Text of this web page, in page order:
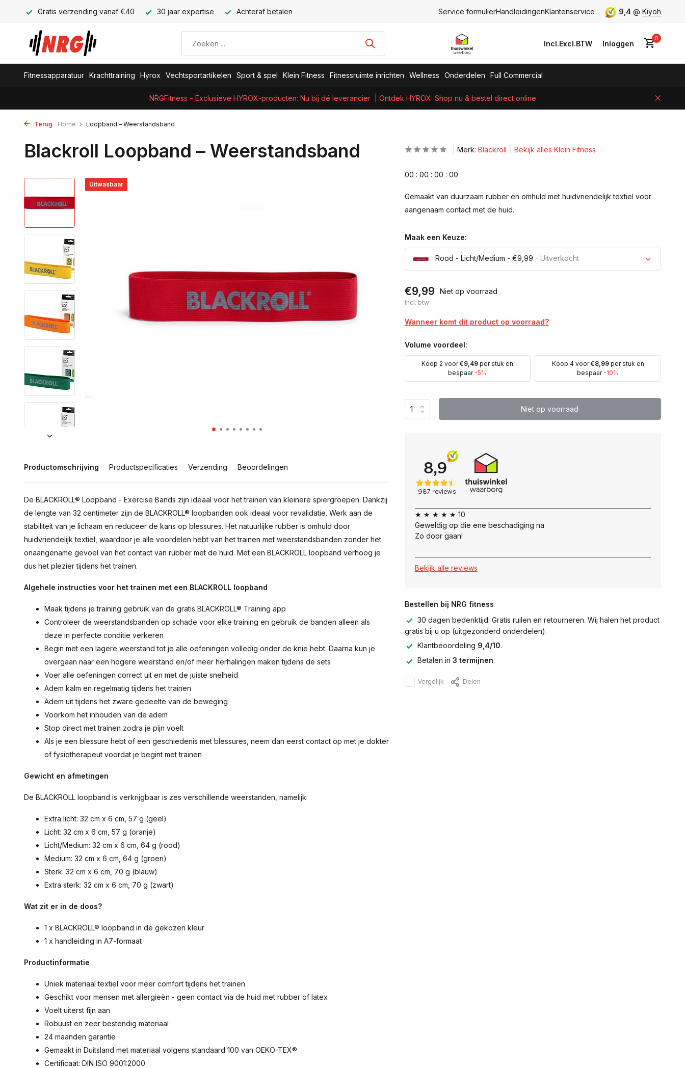
Gratis verzending vanaf €40 30 jaar expertise Achteraf betalen Service formulierHandleidingenKlantenservice 9,4 @ Kiyoh
Incl.Excl.BTW Inloggen
0
Fitnessapparatuur Krachttraining Hyrox Vechtsportartikelen Sport & spel Klein Fitness Fitnessruimte inrichten Wellness Onderdelen Full Commercial
NRGFitness – Exclusieve HYROX-producten: Nu bij dé leverancier | Ontdek HYROX: Shop nu & bestel direct online
Terug Home Loopband – Weerstandsband
Blackroll Loopband – Weerstandsband
Uitwasbaar
Productomschrijving Productspecificaties Verzending Beoordelingen
De BLACKROLL® Loopband - Exercise Bands zijn ideaal voor het trainen van kleinere spiergroepen. Dankzij
de lengte van 32 centimeter zijn de BLACKROLL® loopbanden ook ideaal voor revalidatie. Werk aan de
stabiliteit van je lichaam en reduceer de kans op blessures. Het natuurlijke rubber is omhuld door
huidvriendelijk textiel, waardoor je alle voordelen hebt van het trainen met weerstandsbanden zonder het
onaangename gevoel van het contact van rubber met de huid. Met een BLACKROLL loopband verhoog je
dus het plezier tijdens het trainen.
Algehele instructies voor het trainen met een BLACKROLL loopband
Maak tijdens je training gebruik van de gratis BLACKROLL® Training app
Controleer de weerstandsbanden op schade voor elke training en gebruik de banden alleen als
deze in perfecte conditie verkeren
Begin met een lagere weerstand tot je alle oefeningen volledig onder de knie hebt. Daarna kun je
overgaan naar een hogere weerstand en/of meer herhalingen maken tijdens de sets
Voer alle oefeningen correct uit en met de juiste snelheid
Adem kalm en regelmatig tijdens het trainen
Adem uit tijdens het zware gedeelte van de beweging
Voorkom het inhouden van de adem
Stop direct met trainen zodra je pijn voelt
Als je een blessure hebt of een geschiedenis met blessures, neem dan eerst contact op met je dokter
of fysiotherapeut voordat je begint met trainen
Gewicht en afmetingen
De BLACKROLL loopband is verkrijgbaar is zes verschillende weerstanden, namelijk:
Extra licht: 32 cm x 6 cm, 57 g (geel)
Licht: 32 cm x 6 cm, 57 g (oranje)
Licht/Medium: 32 cm x 6 cm, 64 g (rood)
Medium: 32 cm x 6 cm, 64 g (groen)
Sterk: 32 cm x 6 cm, 70 g (blauw)
Extra sterk: 32 cm x 6 cm, 70 g (zwart)
Wat zit er in de doos?
1 x BLACKROLL® loopband in de gekozen kleur
1 x handleiding in A7-formaat
Productinformatie
Uniek materiaal textiel voor meer comfort tijdens het trainen
Geschikt voor mensen met allergieën - geen contact via de huid met rubber of latex
Voelt uiterst fijn aan
Robuust en zeer bestendig materiaal
24 maanden garantie
Gemaakt in Duitsland met materiaal volgens standaard 100 van OEKO-TEX®
Certificaat: DIN ISO 9001:2000
Merk: Blackroll Bekijk alles Klein Fitness
00 : 00 : 00 : 00
Gemaakt van duurzaam rubber en omhuld met huidvriendelijk textiel voor
aangenaam contact met de huid.
Maak een Keuze:
Rood - Licht/Medium - €9,99 - Uitverkocht
Uitverkocht
€9,99 Niet op voorraad
Incl. btw
Wanneer komt dit product op voorraad?
Volume voordeel:
Koop 2 voor€9,49 per stuk en
bespaar -5%
Koop 4 voor€8,99per stuk en
bespaar -10%
Niet op voorraad
★ ★ ★ ★ ★ 10
Geweldig op die ene beschadiging na
Zo door gaan!
Bekijk alle reviews
Bestellen bij NRG fitness
30 dagen bedenktijd. Gratis ruilen en retourneren. Wij halen het product
gratis bij u op (uitgezonderd onderdelen).
Klantbeoordeling 9,4/10.
Betalen in 3 termijnen.
Vergelijk Delen